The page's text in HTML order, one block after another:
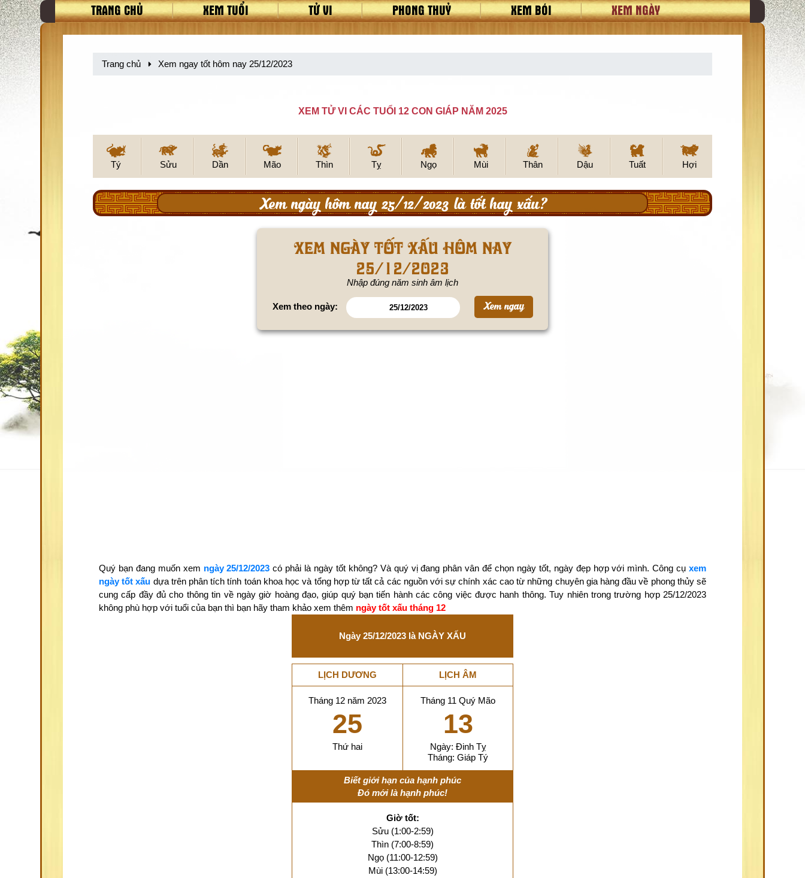
TRANG CHỦ XEM TUỔI TỬ VI PHONG THUỶ XEM BÓI XEM NGÀY
Trang chủ Xem ngay tốt hôm nay 25/12/2023
XEM TỬ VI CÁC TUỔI 12 CON GIÁP NĂM 2025
Tý Sửu Dần Mão Thìn Tỵ Ngọ Mùi Thân Dậu Tuất Hợi
Xem ngày hôm nay 25/12/2023 là tốt hay xấu?
Xem ngày tốt xấu hôm nay
25/12/2023
Nhập đúng năm sinh âm lịch
Xem theo ngày:
Quý bạn đang muốn xem ngày 25/12/2023 có phải là ngày tốt không? Và quý vị đang phân vân để chọn ngày tốt, ngày đẹp hợp với mình. Công cụxem
ngày tốt xấu dựa trên phân tích tính toán khoa học và tổng hợp từ tất cả các nguồn với sự chính xác cao từ những chuyên gia hàng đầu về phong thủy sẽ
cung cấp đầy đủ cho thông tin về ngày giờ hoàng đạo, giúp quý bạn tiến hành các công việc được hanh thông. Tuy nhiên trong trường hợp 25/12/2023
không phù hợp với tuổi của bạn thì bạn hãy tham khảo xem thêm ngày tốt xấu tháng 12
Ngày 25/12/2023 là NGÀY XẤU
LỊCH DƯƠNG LỊCH ÂM
Tháng 12 năm 2023
25
Thứ hai
Tháng 11 Quý Mão
13
Ngày: Đinh Tỵ
Tháng: Giáp Tý
Biết giới hạn của hạnh phúc
Đó mới là hạnh phúc!
Giờ tốt:
Sửu (1:00-2:59)
Thìn (7:00-8:59)
Ngọ (11:00-12:59)
Mùi (13:00-14:59)